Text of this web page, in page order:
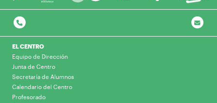
EL CENTRO
Equipo de Dirección
Junta de Centro
Secretaría de Alumnos
Calendario del Centro
Profesorado